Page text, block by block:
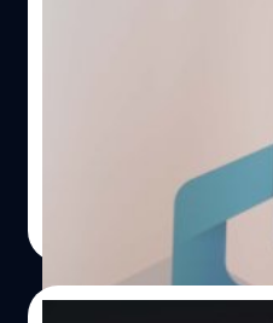
แพลตฟอร์ม เน้นสร้างการ
กับการสร้างการเติบโตแบ
รวมกิจการ (Mergers and
ค้า (Join Venture: JV) แล
บริการและผลิตภัณฑ์ที่เกี่ยว
ประเทศ เป็นพันธมิตรด้าน
พงศ์ปณต สุรเชษฐพงษ์ | 1436